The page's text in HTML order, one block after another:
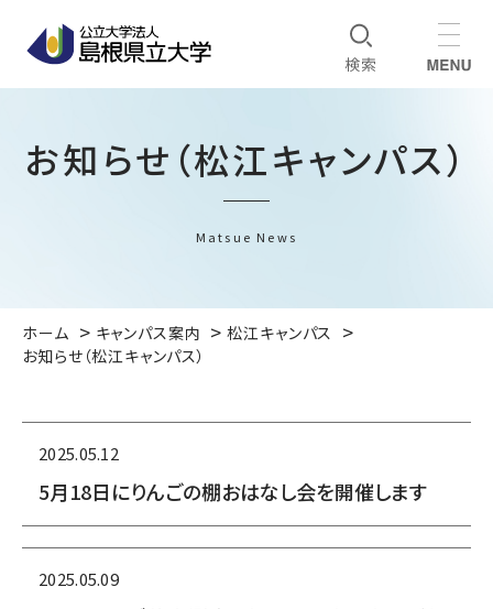
お知らせ（松江キャンパス）
Matsue News
ホーム キャンパス案内
松江キャンパス
お知らせ（松江キャンパス）
2025.05.12
5月18日にりんごの棚おはなし会を開催します
2025.05.09